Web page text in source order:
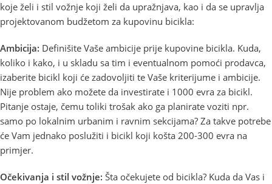
koje želi i stil vožnje koji želi da upražnjava, kao i da se upravlja
projektovanom budžetom za kupovinu bicikla:
Ambicija: Definišite Vaše ambicije prije kupovine bicikla. Kuda,
koliko i kako, i u skladu sa tim i eventualnom pomoći prodavca,
izaberite bicikl koji će zadovoljiti te Vaše kriterijume i ambicije.
Nije problem ako možete da investirate i 1000 evra za bicikl.
Pitanje ostaje, čemu toliki trošak ako ga planirate voziti npr.
samo po lokalnim urbanim i ravnim sekcijama? Za takve potrebe
će Vam jednako poslužiti i bicikl koji košta 200-300 evra na
primjer.
Očekivanja i stil vožnje: Šta očekujete od bicikla? Kuda da Vas i